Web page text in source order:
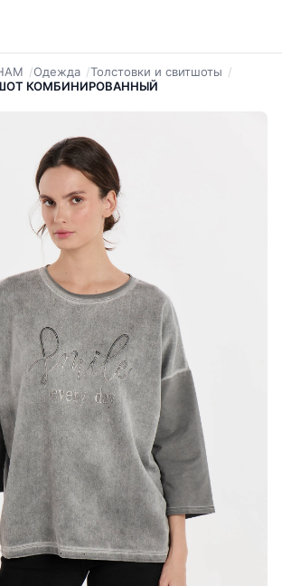
Одежда
Толстовки и свитшоты
КОМБИНИРОВАННЫЙ